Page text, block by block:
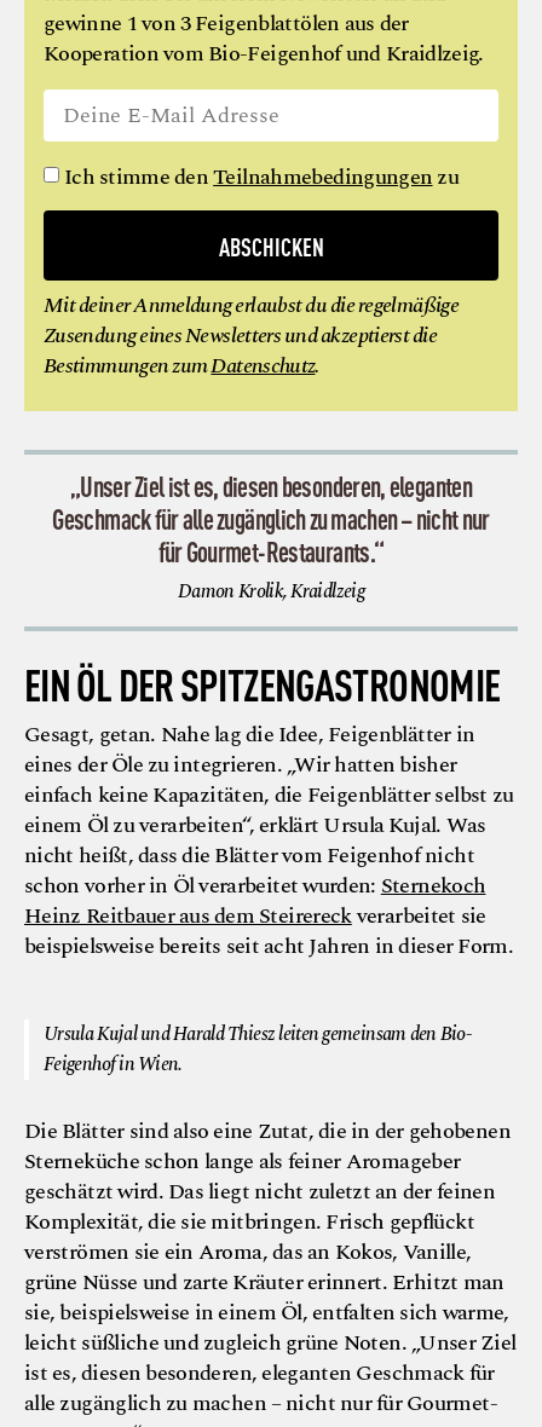
gewinne 1 von 3 Feigenblattölen aus der
Kooperation vom Bio-Feigenhof und Kraidlzeig.
Ich stimme denTeilnahmebedingungenzu
ABSCHICKEN
Mit deiner Anmeldung erlaubst du die regelmäßige
Zusendung eines Newsletters und akzeptierst die
Bestimmungen zumDatenschutz.
„Unser Ziel ist es, diesen besonderen, eleganten
Geschmack für alle zugänglich zu machen – nicht nur
für Gourmet-Restaurants.“
Damon Krolik, Kraidlzeig
EIN ÖL DER SPITZENGASTRONOMIE
Gesagt, getan. Nahe lag die Idee, Feigenblätter in
eines der Öle zu integrieren. „Wir hatten bisher
einfach keine Kapazitäten, die Feigenblätter selbst zu
einem Öl zu verarbeiten“, erklärt Ursula Kujal. Was
nicht heißt, dass die Blätter vom Feigenhof nicht
schon vorher in Öl verarbeitet wurden:Sternekoch
Heinz Reitbauer aus dem Steirereckverarbeitet sie
beispielsweise bereits seit acht Jahren in dieser Form.
Ursula Kujal und Harald Thiesz leiten gemeinsam den Bio-
Feigenhof in Wien.
Die Blätter sind also eine Zutat, die in der gehobenen
Sterneküche schon lange als feiner Aromageber
geschätzt wird. Das liegt nicht zuletzt an der feinen
Komplexität, die sie mitbringen. Frisch gepflückt
verströmen sie ein Aroma, das an Kokos, Vanille,
grüne Nüsse und zarte Kräuter erinnert. Erhitzt man
sie, beispielsweise in einem Öl, entfalten sich warme,
leicht süßliche und zugleich grüne Noten. „Unser Ziel
ist es, diesen besonderen, eleganten Geschmack für
alle zugänglich zu machen – nicht nur für Gourmet-